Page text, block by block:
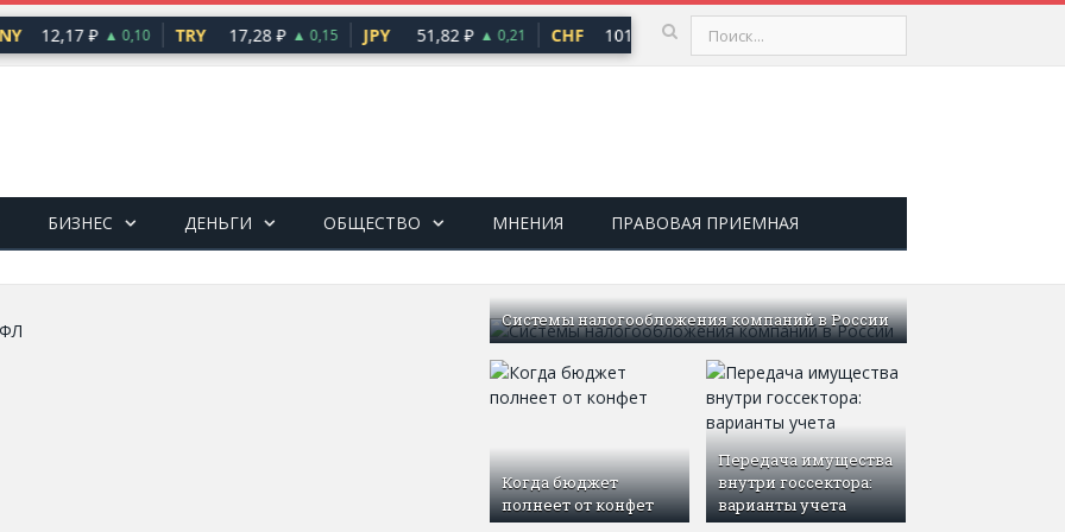
12,17 ₽ ▲ 0,10 TRY 17,28 ₽ ▲ 0,15 JPY 51,82 ₽ ▲ 0,21 CHF 101,30 ₽ ▲ 0,64 USD
БИЗНЕС ДЕНЬГИ ОБЩЕСТВО МНЕНИЯ ПРАВОВАЯ ПРИЕМНАЯ
Системы налогообложения компаний в России
Когда бюджет
полнеет от конфет
Передача имущества
внутри госсектора:
варианты учета